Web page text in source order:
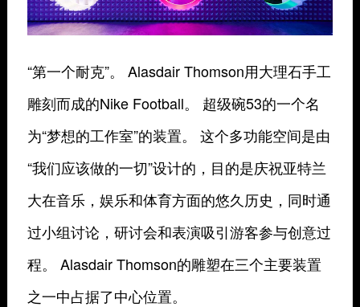
“第一个耐克”。 Alasdair Thomson用大理石手工
雕刻而成的Nike Football。 超级碗53的一个名
为“梦想的工作室”的装置。 这个多功能空间是由
“我们应该做的一切”设计的，目的是庆祝亚特兰
大在音乐，娱乐和体育方面的悠久历史，同时通
过小组讨论，研讨会和表演吸引游客参与创意过
程。 Alasdair Thomson的雕塑在三个主要装置
之一中占据了中心位置。